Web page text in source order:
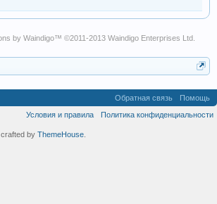
by Waindigo™ ©2011-2013 Waindigo Enterprises Ltd.
Обратная связь
Помощь
Условия и правила
Политика конфиденциальности
by ThemeHouse